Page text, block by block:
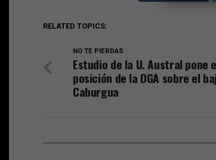
RELATED TOPICS:
NO TE PIERDAS
Estudio de la U. Austral pone
posición de la DGA sobre el
Caburgua